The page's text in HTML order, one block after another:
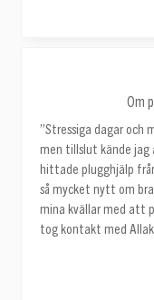
Om
”Stressiga dagar och
men tillslut kände jag
hittade plugghjälp
så mycket nytt om
mina kvällar med att
tog kontakt med